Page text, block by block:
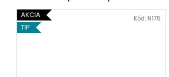
AKCIA
TIP
Kód: N176